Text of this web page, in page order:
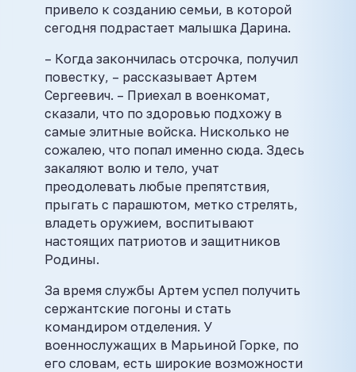
привело к созданию семьи, в которой
сегодня подрастает малышка Дарина.
– Когда закончилась отсрочка, получил
повестку, – рассказывает Артем
Сергеевич. – Приехал в военкомат,
сказали, что по здоровью подхожу в
самые элитные войска. Нисколько не
сожалею, что попал именно сюда. Здесь
закаляют волю и тело, учат
преодолевать любые препятствия,
прыгать с парашютом, метко стрелять,
владеть оружием, воспитывают
настоящих патриотов и защитников
Родины.
За время службы Артем успел получить
сержантские погоны и стать
командиром отделения. У
военнослужащих в Марьиной Горке, по
его словам, есть широкие возможности